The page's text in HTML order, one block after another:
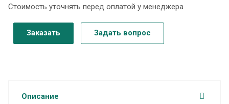
Стоимость уточнять перед оплатой у менеджера
Заказать Задать вопрос
Описание